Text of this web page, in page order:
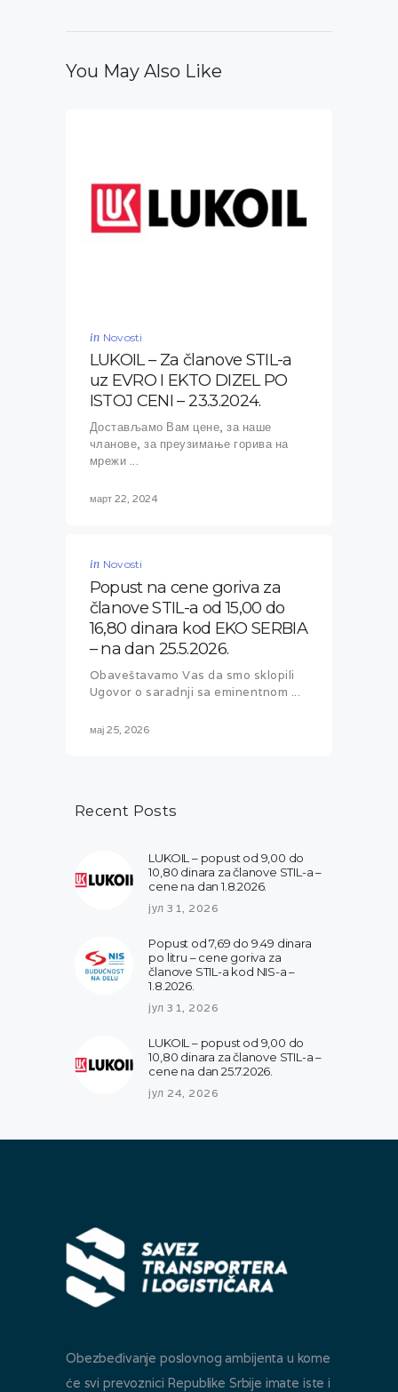
You May Also Like
in Novosti
LUKOIL – Za članove STIL-a
uz EVRO I EKTO DIZEL PO
ISTOJ CENI – 23.3.2024.
Достављамо Вам цене, за наше
чланове, за преузимање горива на
мрежи ...
март 22, 2024
in Novosti
Popust na cene goriva za
članove STIL-a od 15,00 do
16,80 dinara kod EKO SERBIA
– na dan 25.5.2026.
Obaveštavamo Vas da smo sklopili
Ugovor o saradnji sa eminentnom ...
мај 25, 2026
Recent Posts
LUKOIL – popust od 9,00 do
10,80 dinara za članove STIL-a –
cene na dan 1.8.2026.
јул 31, 2026
Popust od 7,69 do 9.49 dinara
po litru – cene goriva za
članove STIL-a kod NIS-a –
1.8.2026.
јул 31, 2026
LUKOIL – popust od 9,00 do
10,80 dinara za članove STIL-a –
cene na dan 25.7.2026.
јул 24, 2026
Obezbeđivanje poslovnog ambijenta u kome
će svi prevoznici Republike Srbije imate iste i